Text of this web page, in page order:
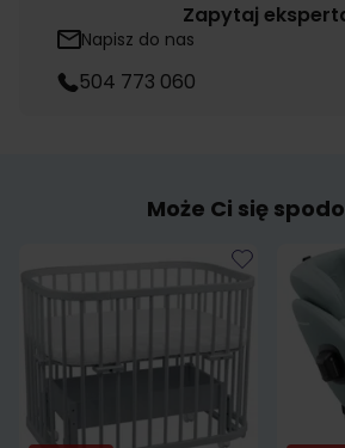
Zapytaj
Napisz do nas
504 773 060
Może Ci się